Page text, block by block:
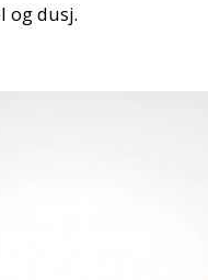
og dusj.